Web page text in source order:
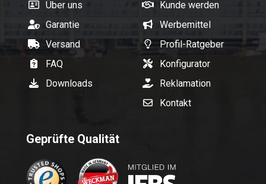
Über uns
Garantie
Versand
FAQ
Downloads
Kunde werden
Werbemittel
Profil-Ratgeber
Konfigurator
Reklamation
Kontakt
Geprüfte Qualität